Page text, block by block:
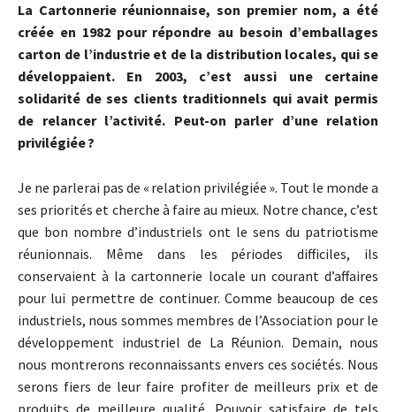
La Cartonnerie réunionnaise, son premier nom, a été
créée en 1982 pour répondre au besoin d’emballages
carton de l’industrie et de la distribution locales, qui se
développaient. En 2003, c’est aussi une certaine
solidarité de ses clients traditionnels qui avait permis
de relancer l’activité. Peut-on parler d’une relation
privilégiée ?
Je ne parlerai pas de « relation privilégiée ». Tout le monde a
ses priorités et cherche à faire au mieux. Notre chance, c’est
que bon nombre d’industriels ont le sens du patriotisme
réunionnais. Même dans les périodes difficiles, ils
conservaient à la cartonnerie locale un courant d’affaires
pour lui permettre de continuer. Comme beaucoup de ces
industriels, nous sommes membres de l’Association pour le
développement industriel de La Réunion. Demain, nous
nous montrerons reconnaissants envers ces sociétés. Nous
serons fiers de leur faire profiter de meilleurs prix et de